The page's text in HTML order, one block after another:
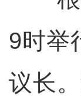
9时举
议长